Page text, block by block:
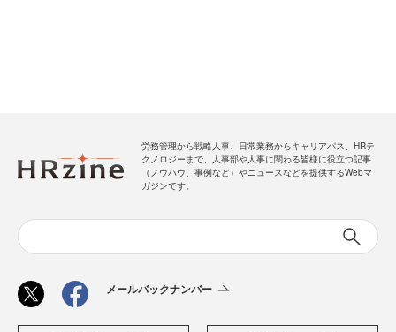
労務管理から戦略人事、日常業務からキャリアパス、HRテ
クノロジーまで、人事部や人事に関わる皆様に役立つ記事
（ノウハウ、事例など）やニュースなどを提供するWebマ
ガジンです。
メールバックナンバー